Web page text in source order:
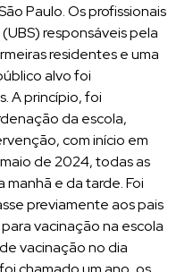
Paulo. Os profissionais
responsáveis pela
residentes e uma
alvo foi
A princípio, foi
da escola,
com início em
de 2024, todas as
e da tarde. Foi
previamente aos pais
vacinação na escola
vacinação no dia